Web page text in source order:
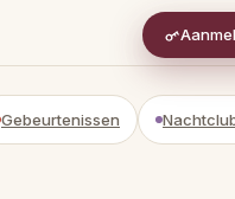
Gebeurtenissen